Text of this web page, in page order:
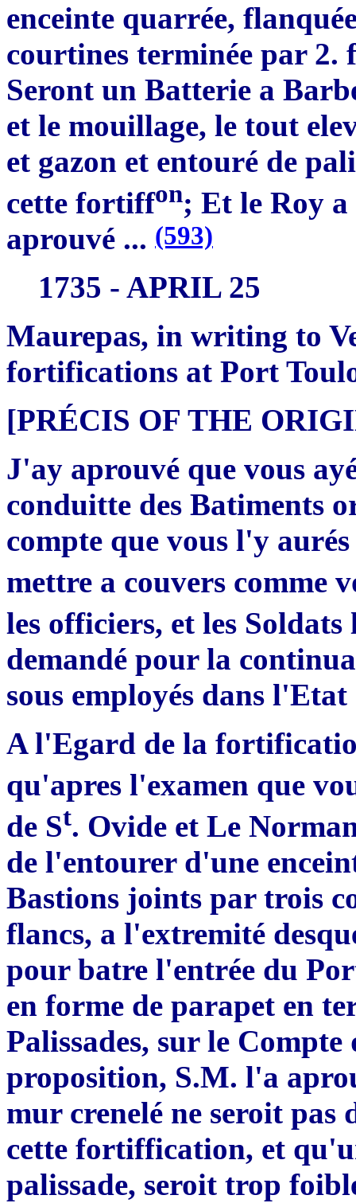
enceinte quarrée,
courtines terminée par 2.
Seront un Batterie a
et le mouillage, le tout
et gazon et entouré de
cette fortiffon; Et le Roy
aprouvé ... (593)
1735 - APRIL 25
Maurepas, in writing to
fortifications at Port
[PRÉCIS OF THE
J'ay aprouvé que vous
conduitte des Batiments
compte que vous l'y
mettre a couvers comme
les officiers, et les Soldats
demandé pour la
sous employés dans l'Etat
A l'Egard de la
qu'apres l'examen que
de St. Ovide et Le
de l'entourer d'une
Bastions joints par trois
flancs, a l'extremité
pour batre l'entrée du
en forme de parapet en
Palissades, sur le
proposition, S.M. l'a
mur crenelé ne seroit pas
cette fortiffication, et
palissade, seroit trop